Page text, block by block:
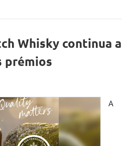
Whisky continua a
prémios
A